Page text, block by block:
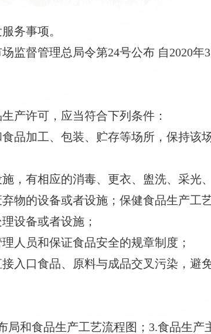
务事项。
监督管理总局令第24号公布 自2020年
产许可，应当符合下列条件：
品加工、包装、贮存等场所，保持该
，有相应的消毒、更衣、盥洗、采光
物的设备或者设施；保健食品生产工
设备或者设施；
人员和保证食品安全的规章制度；
入口食品、原料与成品交叉污染，避
局和食品生产工艺流程图；3.食品生产